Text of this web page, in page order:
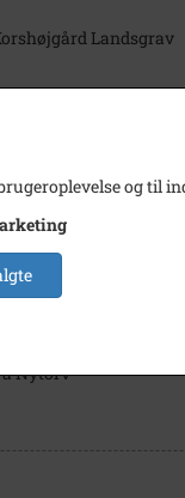
Landsgrav
Nytorv
og til